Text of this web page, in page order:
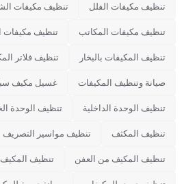
تنظيف مكيفات الفلل تنظيف مكيفات
تنظيف مكيفات المكاتب تنظيف مكيفات
تنظيف المكيفات بالبخار تنظيف فلاتر
صيانة وتنظيف المكيفات غسيل مكيف
تنظيف الوحدة الداخلية تنظيف الوحدة
تنظيف المكثف تنظيف مواسير التصريف
تنظيف المكيف من العفن تنظيف المكيف